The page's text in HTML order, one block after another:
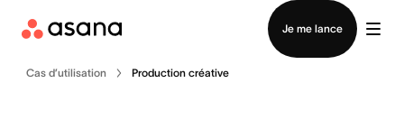
Je me lance
Contacter le service commercial
Cas d’utilisation Production créative